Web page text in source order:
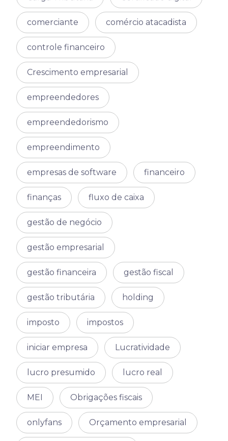
comerciante comércio atacadista
controle financeiro
Crescimento empresarial
empreendedores
empreendedorismo
empreendimento
empresas de software financeiro
finanças fluxo de caixa
gestão de negócio
gestão empresarial
gestão financeira gestão fiscal
gestão tributária holding
imposto impostos
iniciar empresa Lucratividade
lucro presumido lucro real
MEI Obrigações fiscais
onlyfans Orçamento empresarial